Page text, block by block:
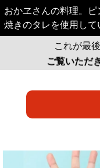
おかヱさんの料理。
焼きのタレを使用し
これが最
ご覧いただ